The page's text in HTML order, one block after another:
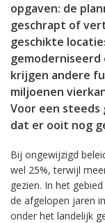
opgaven: de
geschrapt of
geschikte
krijgen andere
miljoenen
Voor een steeds
dat er ooit nog
Bij ongewijzigd
wel 25%, terwijl
gezien. In het
de afgelopen jaren
onder het landelijk